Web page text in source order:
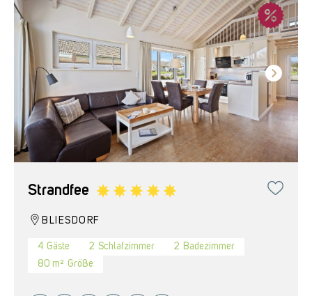
Strandfee
BLIESDORF
4 Gäste 2 Schlafzimmer 2 Badezimmer
80 m² Größe